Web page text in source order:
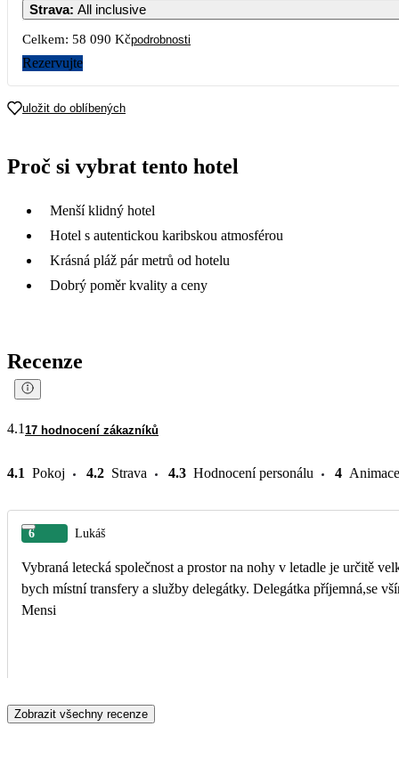
Strava: All inclusive
Celkem: 58 090 Kčpodrobnosti
Rezervujte
uložit do oblíbených
Proč si vybrat tento hotel
Menší klidný hotel
Hotel s autentickou karibskou atmosférou
Krásná pláž pár metrů od hotelu
Dobrý poměr kvality a ceny
Recenze
4.1 17 hodnocení zákazníků
4.1 Pokoj 4.2 Strava 4.3 Hodnocení personálu 4 Animace
6 Lukáš
Vybraná letecká společnost a prostor na nohy v letadle je určitě velké
bych místní transfery a služby delegátky. Delegátka příjemná,se vším
Mensi
Zobrazit všechny recenze